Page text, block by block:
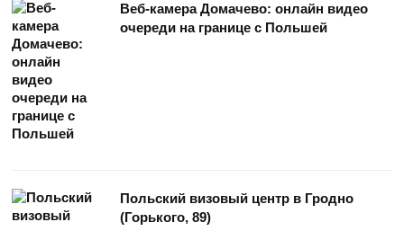
Веб-камера Домачево: онлайн видео
очереди на границе с Польшей
Польский визовый центр в Гродно
(Горького, 89)